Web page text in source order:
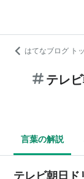
はてなブログ ト
テレ
言葉の解説
テレビ朝日ド